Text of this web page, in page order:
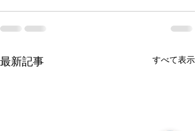
最新記事 すべて表示